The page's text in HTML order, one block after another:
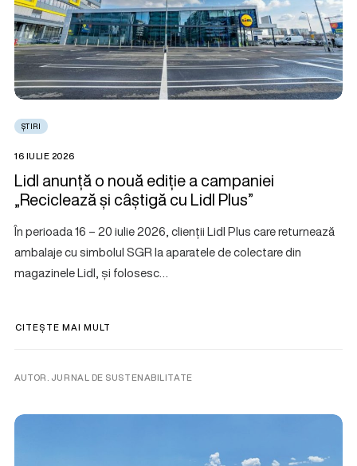
ȘTIRI
16 IULIE 2026
Lidl anunță o nouă ediție a campaniei
„Reciclează și câștigă cu Lidl Plus”
În perioada 16 – 20 iulie 2026, clienții Lidl Plus care returnează
ambalaje cu simbolul SGR la aparatele de colectare din
magazinele Lidl, și folosesc…
CITEȘTE MAI MULT
AUTOR. JURNAL DE SUSTENABILITATE